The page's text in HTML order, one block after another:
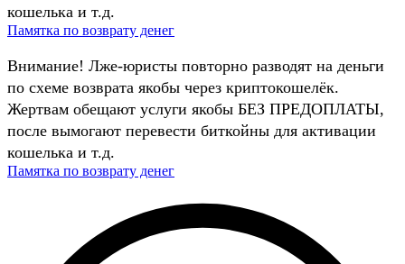
кошелька и т.д.
Памятка по возврату денег
Внимание! Лже-юристы повторно разводят на деньги
по схеме возврата якобы через криптокошелёк.
Жертвам обещают услуги якобы БЕЗ ПРЕДОПЛАТЫ,
после вымогают перевести биткойны для активации
кошелька и т.д.
Памятка по возврату денег